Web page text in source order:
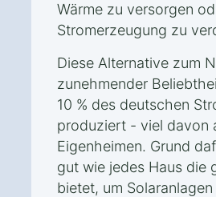
Wärme zu versorgen
Stromerzeugung zu
Diese Alternative zum
zunehmender
10 % des deutschen
produziert - viel davon
Eigenheimen. Grund
gut wie jedes Haus die
bietet, um